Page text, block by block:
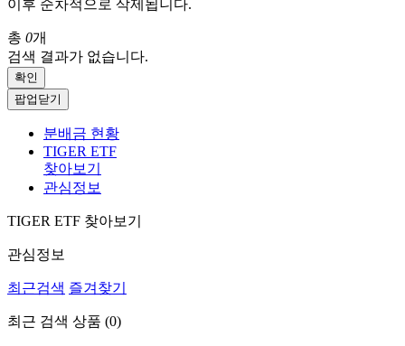
이후 순차적으로 삭제됩니다.
총 0개
검색 결과가 없습니다.
확인
팝업닫기
분배금 현황
TIGER ETF
찾아보기
관심정보
TIGER ETF 찾아보기
관심정보
최근검색 즐겨찾기
최근 검색 상품 (0)